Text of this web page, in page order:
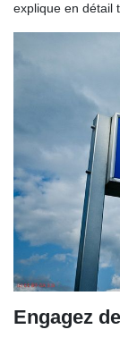
explique en détail
Engagez